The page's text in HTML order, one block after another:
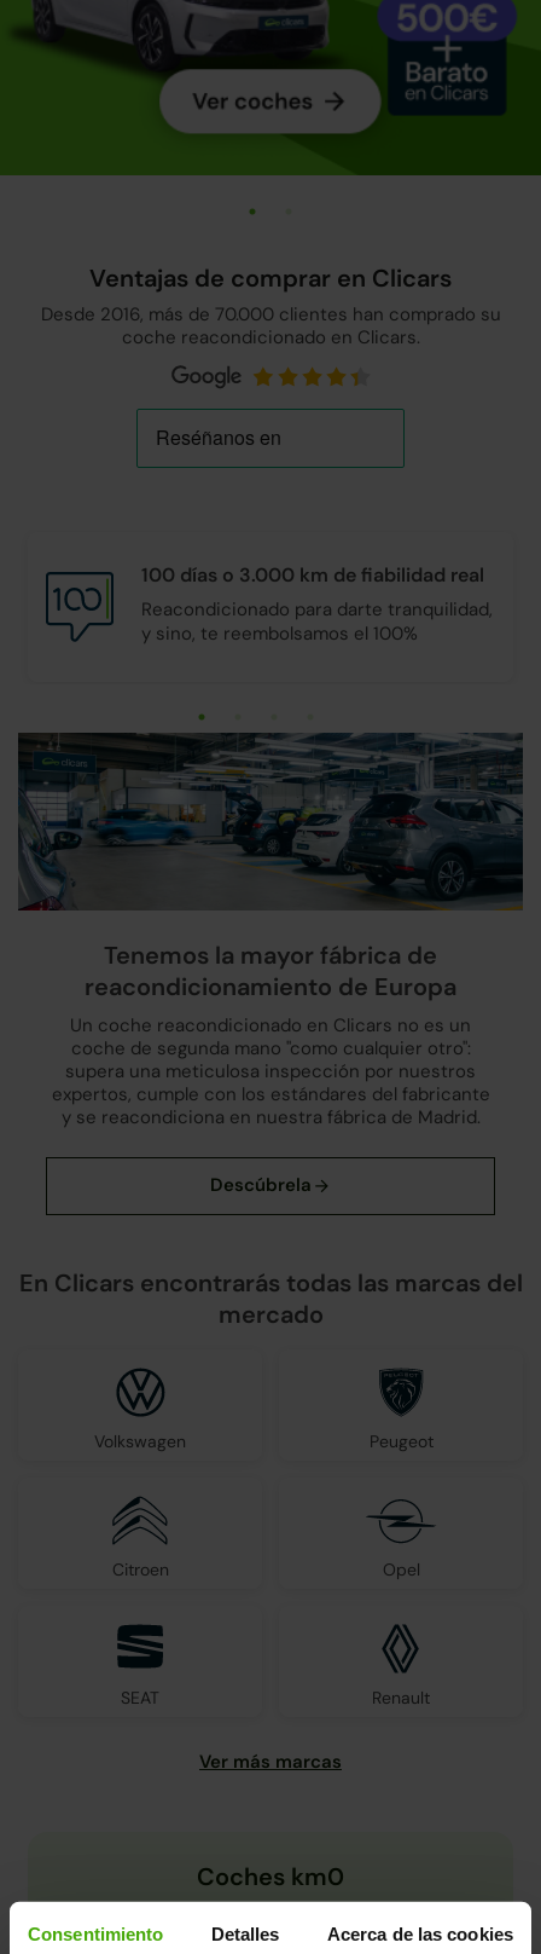
Consentimiento Detalles Acerca de las cookies
Ventajas de comprar en Clicars
Desde 2016, más de 70.000 clientes han comprado su
coche reacondicionado en Clicars.
100 días o 3.000 km defiabilidad real
Reacondicionado para darte tranquilidad,
y sino, te reembolsamos el 100%
Tenemos la mayor fábrica de
reacondicionamiento de Europa
Un coche reacondicionado en Clicars no es un
coche de segunda mano "como cualquier otro":
supera una meticulosa inspección por nuestros
expertos, cumple con los estándares del fabricante
y se reacondiciona en nuestra fábrica de Madrid.
En Clicars encontrarás todas las marcas del
mercado
Volkswagen Peugeot
Citroen Opel
SEAT Renault
Coches km0